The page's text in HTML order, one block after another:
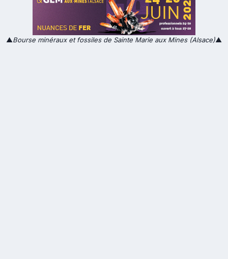
▲Bourse minéraux et fossiles de Sainte Marie aux Mines (Alsace)▲